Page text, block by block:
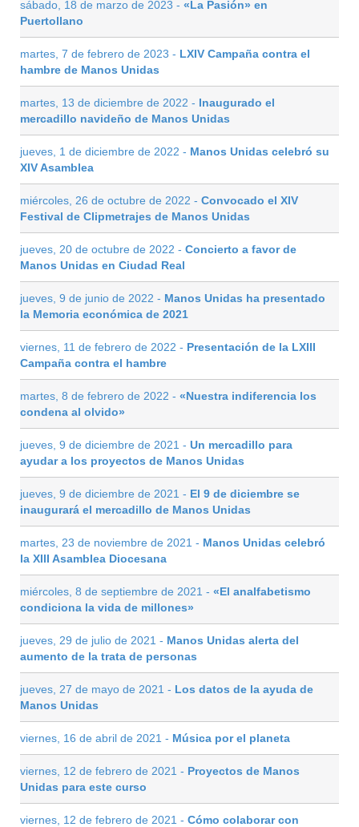
sábado, 18 de marzo de 2023 - «La Pasión» en
Puertollano
martes, 7 de febrero de 2023 - LXIV Campaña contra el
hambre de Manos Unidas
martes, 13 de diciembre de 2022 - Inaugurado el
mercadillo navideño de Manos Unidas
jueves, 1 de diciembre de 2022 - Manos Unidas celebró su
XIV Asamblea
miércoles, 26 de octubre de 2022 - Convocado el XIV
Festival de Clipmetrajes de Manos Unidas
jueves, 20 de octubre de 2022 - Concierto a favor de
Manos Unidas en Ciudad Real
jueves, 9 de junio de 2022 - Manos Unidas ha presentado
la Memoria económica de 2021
viernes, 11 de febrero de 2022 - Presentación de la LXIII
Campaña contra el hambre
martes, 8 de febrero de 2022 - «Nuestra indiferencia los
condena al olvido»
jueves, 9 de diciembre de 2021 - Un mercadillo para
ayudar a los proyectos de Manos Unidas
jueves, 9 de diciembre de 2021 - El 9 de diciembre se
inaugurará el mercadillo de Manos Unidas
martes, 23 de noviembre de 2021 - Manos Unidas celebró
la XIII Asamblea Diocesana
miércoles, 8 de septiembre de 2021 - «El analfabetismo
condiciona la vida de millones»
jueves, 29 de julio de 2021 - Manos Unidas alerta del
aumento de la trata de personas
jueves, 27 de mayo de 2021 - Los datos de la ayuda de
Manos Unidas
viernes, 16 de abril de 2021 - Música por el planeta
viernes, 12 de febrero de 2021 - Proyectos de Manos
Unidas para este curso
viernes, 12 de febrero de 2021 - Cómo colaborar con